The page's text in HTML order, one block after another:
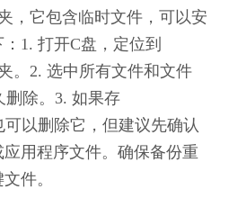
，它包含临时文件，可以安
1. 打开C盘，定位到
。2. 选中所有文件和文件
删除。3. 如果存
可以删除它，但建议先确认
用程序文件。确保备份重
件。